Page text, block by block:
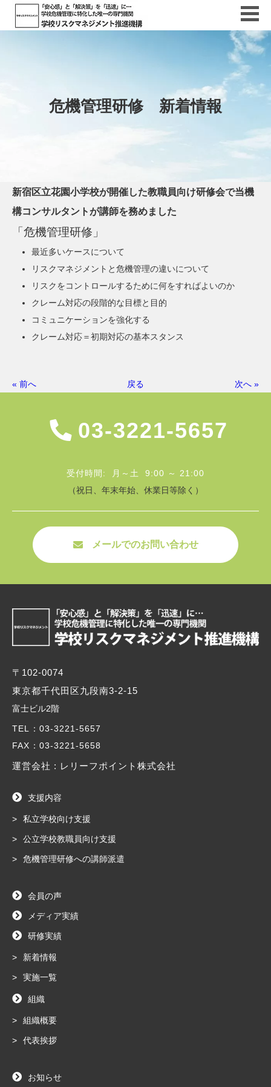
危機管理研修 新着情報
新宿区立花園小学校が開催した教職員向け研修会で当機
構コンサルタントが講師を務めました
「危機管理研修」
最近多いケースについて
リスクマネジメントと危機管理の違いについて
リスクをコントロールするために何をすればよいのか
クレーム対応の段階的な目標と目的
コミュニケーションを強化する
クレーム対応＝初期対応の基本スタンス
« 前へ 戻る 次へ »
03-3221-5657
受付時間: 月～土 9:00 ～ 21:00
（祝日、年末年始、休業日等除く）
メールでのお問い合わせ
〒102-0074
東京都千代田区九段南3-2-15
富士ビル2階
TEL ：03-3221-5657
FAX ：03-3221-5658
運営会社 : レリーフポイント株式会社
支援内容
私立学校向け支援
公立学校教職員向け支援
危機管理研修への講師派遣
会員の声
メディア実績
研修実績
新着情報
実施一覧
組織
組織概要
代表挨拶
お知らせ